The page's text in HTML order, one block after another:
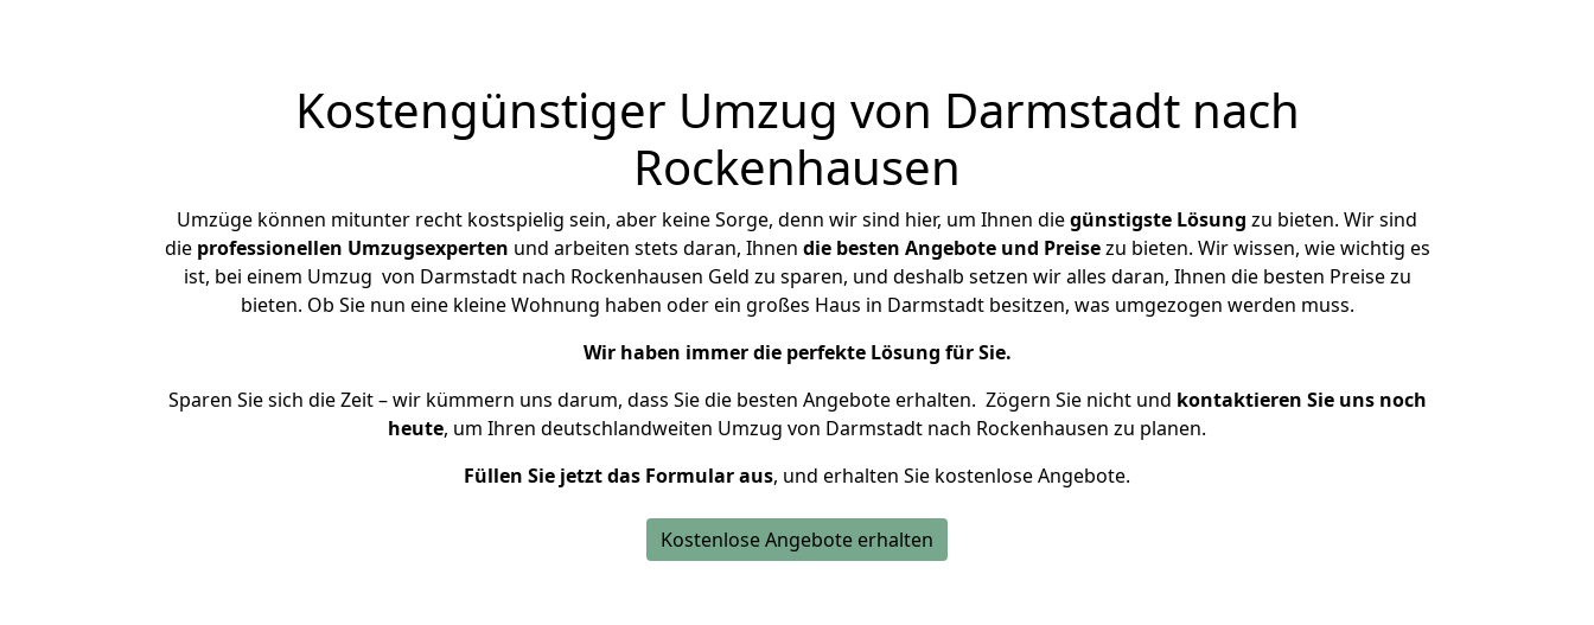
Kostengünstiger Umzug von Darmstadt nach
Rockenhausen
Umzüge können mitunter recht kostspielig sein, aber keine Sorge, denn wir sind hier, um Ihnen diegünstigste Lösung zu bieten. Wir sind
die professionellen Umzugsexperten und arbeiten stets daran, Ihnen die besten Angebote und Preisezu bieten. Wir wissen, wie wichtig es
ist, bei einem Umzug von Darmstadt nach Rockenhausen Geld zu sparen, und deshalb setzen wir alles daran, Ihnen die besten Preise zu
bieten. Ob Sie nun eine kleine Wohnung haben oder ein großes Haus in Darmstadt besitzen, was umgezogen werden muss.
Wir haben immer die perfekte Lösung für Sie.
Sparen Sie sich die Zeit – wir kümmern uns darum, dass Sie die besten Angebote erhalten. Zögern Sie nicht und kontaktieren Sie uns noch
heute, um Ihren deutschlandweiten Umzug von Darmstadt nach Rockenhausen zu planen.
Füllen Sie jetzt das Formular aus, und erhalten Sie kostenlose Angebote.
Kostenlose Angebote erhalten